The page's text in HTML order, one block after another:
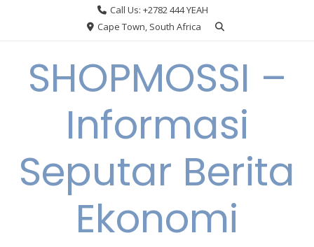
Call Us: +2782 444 YEAH
Cape Town, South Africa
SHOPMOSSI –
Informasi
Seputar Berita
Ekonomi